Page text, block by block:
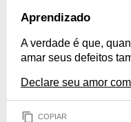
Aprendizado
A verdade é que,
amar seus defeitos
Declare seu amor
COPIAR